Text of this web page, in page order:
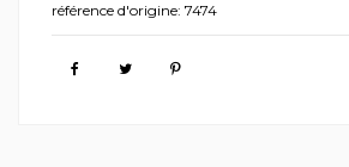
référence d'origine: 7474